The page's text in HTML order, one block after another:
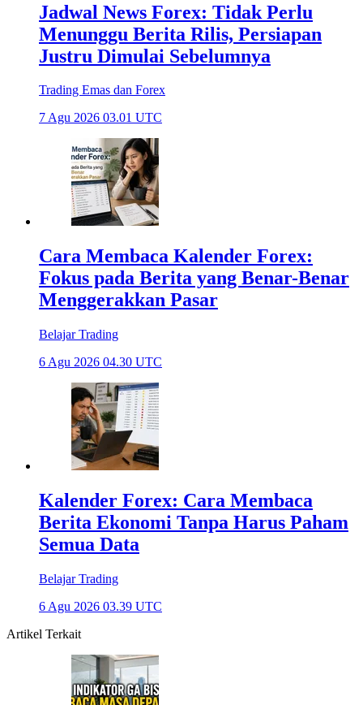
Jadwal News Forex: Tidak Perlu
Menunggu Berita Rilis, Persiapan
Justru Dimulai Sebelumnya
Trading Emas dan Forex
7 Agu 2026 03.01 UTC
Cara Membaca Kalender Forex:
Fokus pada Berita yang Benar-Benar
Menggerakkan Pasar
Belajar Trading
6 Agu 2026 04.30 UTC
Kalender Forex: Cara Membaca
Berita Ekonomi Tanpa Harus Paham
Semua Data
Belajar Trading
6 Agu 2026 03.39 UTC
Artikel Terkait